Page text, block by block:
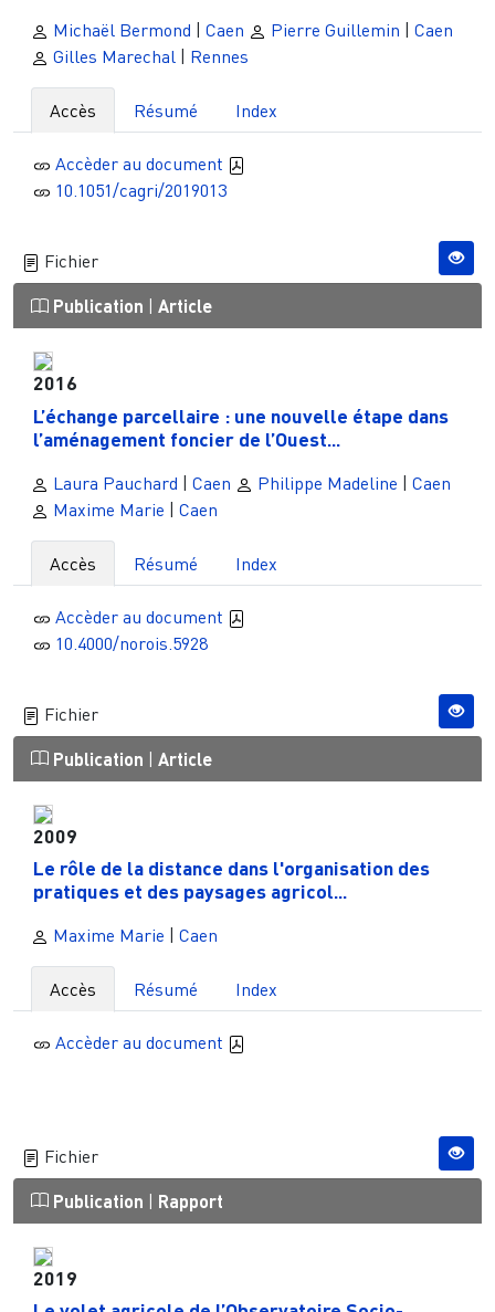
Michaël Bermond Caen Pierre Guillemin
Caen
Gilles Marechal
Rennes
Accès Résumé Index
Accèder au document
10.1051/cagri/2019013
Fichier
Publication Article
2016
L’échange parcellaire : une nouvelle étape dans
l’aménagement foncier de l’Ouest...
Laura Pauchard | Caen Philippe Madeline | Caen
Maxime Marie | Caen
Accès Résumé Index
Accèder au document
10.4000/norois.5928
Fichier
Publication | Article
2009
Le rôle de la distance dans l'organisation des
pratiques et des paysages agricol...
Maxime Marie Caen
Accès Résumé Index
Accèder au document
Fichier
Publication | Rapport
2019